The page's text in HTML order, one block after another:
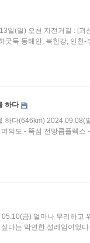
일(일) 오천 자전거길 : [괴
굿둑 동해안, 북한강, 인천-
하다
하다(646km) 2024.09.08(
의도 - 뚝섬 전망콤플렉스
금) 얼마나 무리하고
다는 막연한 설레임이었